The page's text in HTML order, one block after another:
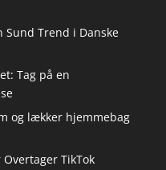
Sund Trend i Danske
Tag på en
og lækker hjemmebag
TikTok